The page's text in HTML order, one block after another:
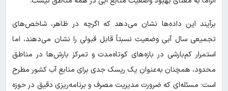
برآیند این داده‌ها نشان می‌دهد که اگرچه در ظاهر، شاخص‌های
تجمیعی سال آبی وضعیت نسبتاً قابل قبولی را نشان می‌دهند، اما
استمرار کم‌بارشی در بازه‌های کوتاه‌مدت و تمرکز بارش‌ها در مناطق
محدود، همچنان به‌عنوان یک ریسک جدی برای منابع آب کشور مطرح
است؛ مسئله‌ای که ضرورت مدیریت مصرف و برنامه‌ریزی دقیق در حوزه